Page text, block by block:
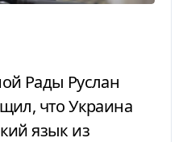
что Украина
язык из